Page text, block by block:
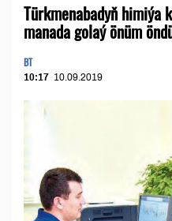
Türkmenabadyň himiýa
manada golaý önüm
BT
10:17 10.09.2019